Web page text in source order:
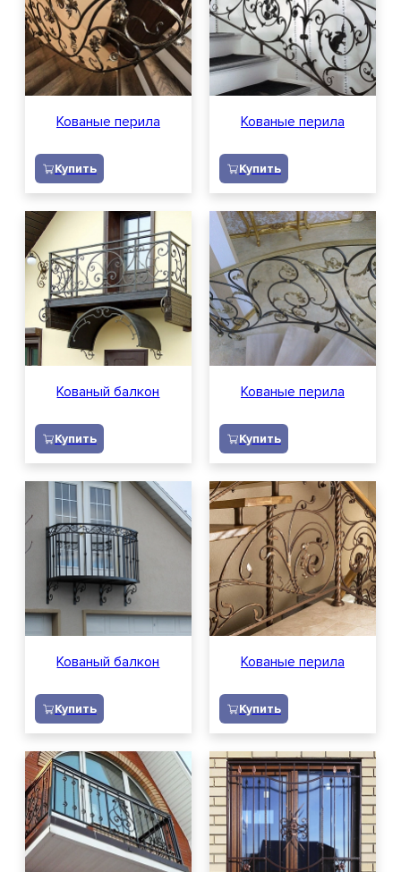
Кованые перила
Купить
Кованые перила
Купить
Кованый балкон
Купить
Кованые перила
Купить
Кованый балкон
Купить
Кованые перила
Купить